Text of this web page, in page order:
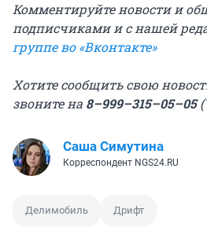
Комментируйте новости и
подписчиками и с нашей
группе во «Вконтакте»
Хотите сообщить свою
звоните на 8–999–315–05–05(
Саша Симутина
Корреспондент NGS24.RU
Делимобиль Дрифт